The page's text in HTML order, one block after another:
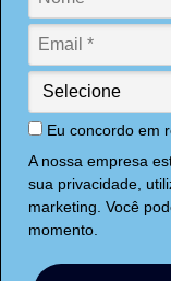
Eu concordo em
A nossa empresa
sua privacidade,
marketing. Você
momento.